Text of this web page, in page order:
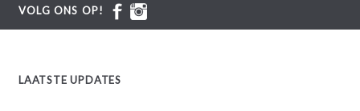
VOLG ONS OP!
LAATSTE UPDATES